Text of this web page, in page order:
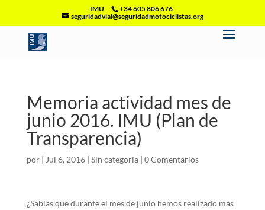
IMU
+34 605 806 676
seguridadvial@seguridadmotociclistas.org
Memoria actividad mes de
junio 2016. IMU (Plan de
Transparencia)
por | Jul 6, 2016| Sin categoría| 0 Comentarios
¿Sabías que durante el mes de junio hemos realizado más